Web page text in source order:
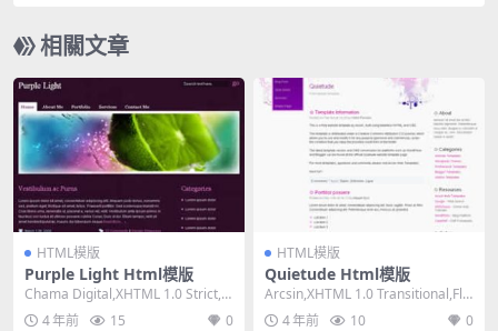
相關文章
HTML模版
Purple Light Html模版
Chama Digital,XHTML 1.0 Strict,Fi
xed Wid...
4 年前 15 0
HTML模版
Quietude Html模版
Arcsin,XHTML 1.0 Transitional,Flui
d, 3 C...
4 年前 10 0